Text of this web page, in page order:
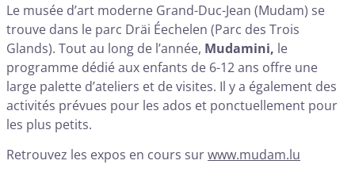
Le musée d’art moderne Grand-Duc-Jean (Mudam) se
trouve dans le parc Dräi Éechelen (Parc des Trois
Glands). Tout au long de l’année, Mudamini, le
programme dédié aux enfants de 6-12 ans offre une
large palette d’ateliers et de visites. Il y a également des
activités prévues pour les ados et ponctuellement pour
les plus petits.
Retrouvez les expos en cours surwww.mudam.lu